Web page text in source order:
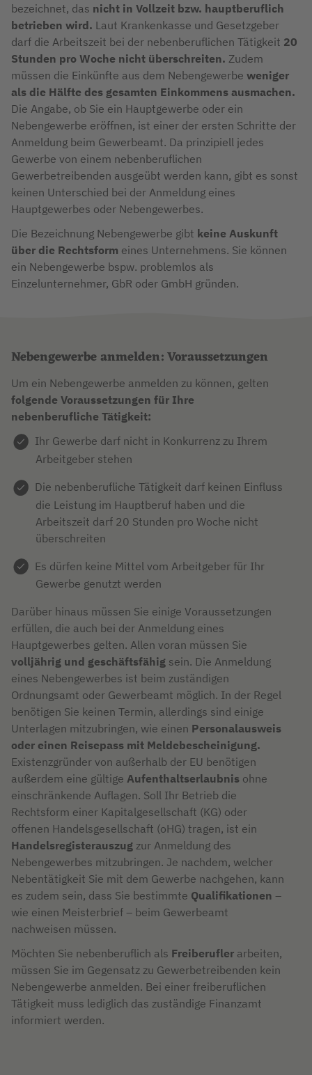
bezeichnet, das nicht in Vollzeit bzw. hauptberuflich
betrieben wird. Laut Krankenkasse und Gesetzgeber
darf die Arbeitszeit bei der nebenberuflichen Tätigkeit 20
Stunden pro Woche nicht überschreiten. Zudem
müssen die Einkünfte aus dem Nebengewerbe weniger
als die Hälfte des gesamten Einkommens ausmachen.
Die Angabe, ob Sie ein Hauptgewerbe oder ein
Nebengewerbe eröffnen, ist einer der ersten Schritte der
Anmeldung beim Gewerbeamt. Da prinzipiell jedes
Gewerbe von einem nebenberuflichen
Gewerbetreibenden ausgeübt werden kann, gibt es sonst
keinen Unterschied bei der Anmeldung eines
Hauptgewerbes oder Nebengewerbes.
Die Bezeichnung Nebengewerbe gibt keine Auskunft
über die Rechtsform eines Unternehmens. Sie können
ein Nebengewerbe bspw. problemlos als
Einzelunternehmer, GbR oder GmbH gründen.
Nebengewerbe anmelden: Voraussetzungen
Um ein Nebengewerbe anmelden zu können, gelten
folgende Voraussetzungen für Ihre
nebenberufliche Tätigkeit:
Ihr Gewerbe darf nicht in Konkurrenz zu Ihrem
Arbeitgeber stehen
Die nebenberufliche Tätigkeit darf keinen Einfluss
die Leistung im Hauptberuf haben und die
Arbeitszeit darf 20 Stunden pro Woche nicht
überschreiten
Es dürfen keine Mittel vom Arbeitgeber für Ihr
Gewerbe genutzt werden
Darüber hinaus müssen Sie einige Voraussetzungen
erfüllen, die auch bei der Anmeldung eines
Hauptgewerbes gelten. Allen voran müssen Sie
volljährig und geschäftsfähig sein. Die Anmeldung
eines Nebengewerbes ist beim zuständigen
Ordnungsamt oder Gewerbeamt möglich. In der Regel
benötigen Sie keinen Termin, allerdings sind einige
Unterlagen mitzubringen, wie einen Personalausweis
oder einen Reisepass mit Meldebescheinigung.
Existenzgründer von außerhalb der EU benötigen
außerdem eine gültige Aufenthaltserlaubnis ohne
einschränkende Auflagen. Soll Ihr Betrieb die
Rechtsform einer Kapitalgesellschaft (KG) oder
offenen Handelsgesellschaft (oHG) tragen, ist ein
Handelsregisterauszug zur Anmeldung des
Nebengewerbes mitzubringen. Je nachdem, welcher
Nebentätigkeit Sie mit dem Gewerbe nachgehen, kann
es zudem sein, dass Sie bestimmte Qualifikationen –
wie einen Meisterbrief – beim Gewerbeamt
nachweisen müssen.
Möchten Sie nebenberuflich als Freiberufler arbeiten,
müssen Sie im Gegensatz zu Gewerbetreibenden kein
Nebengewerbe anmelden. Bei einer freiberuflichen
Tätigkeit muss lediglich das zuständige Finanzamt
informiert werden.